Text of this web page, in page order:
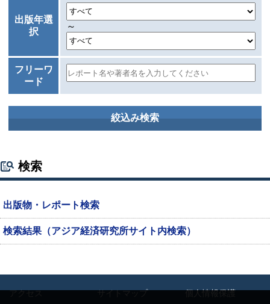
出版年選
択
～
フリーワ
ード
検索
出版物・レポート検索
検索結果（アジア経済研究所サイト内検索）
アクセス サイトマップ 個人情報保護